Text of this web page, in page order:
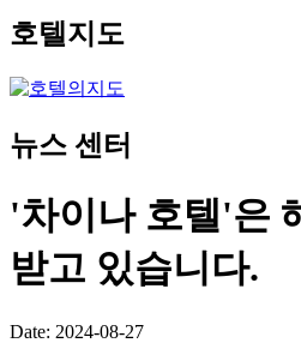
호텔지도
뉴스 센터
'차이나 호텔'은
받고 있습니다.
Date: 2024-08-27